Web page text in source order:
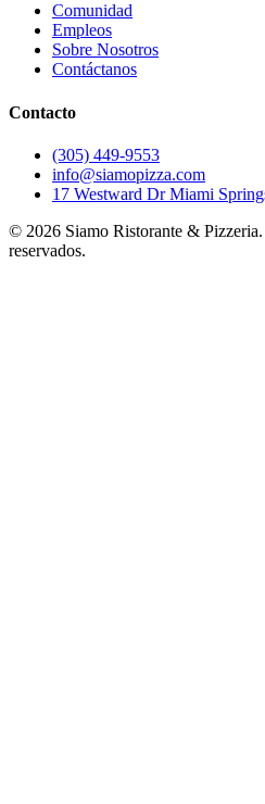
Comunidad
Empleos
Sobre Nosotros
Contáctanos
Contacto
(305) 449-9553
info@siamopizza.com
17 Westward Dr Miami
© 2026 Siamo Ristorante &
reservados.